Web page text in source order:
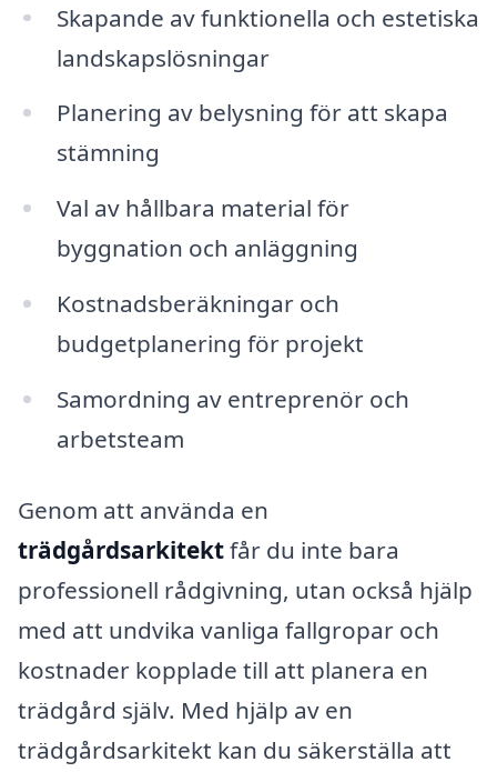
Skapande av funktionella och estetiska
landskapslösningar
Planering av belysning för att skapa
stämning
Val av hållbara material för
byggnation och anläggning
Kostnadsberäkningar och
budgetplanering för projekt
Samordning av entreprenör och
arbetsteam
Genom att använda en
trädgårdsarkitektfår du inte bara
professionell rådgivning, utan också hjälp
med att undvika vanliga fallgropar och
kostnader kopplade till att planera en
trädgård själv. Med hjälp av en
trädgårdsarkitekt kan du säkerställa att